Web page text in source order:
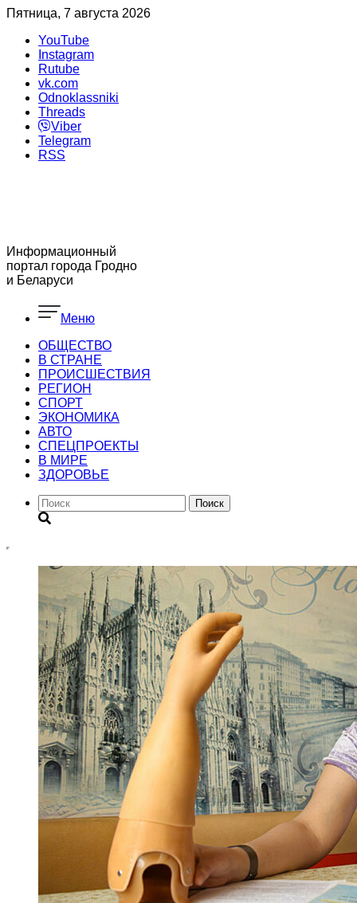
Пятница, 7 августа 2026
YouTube
Instagram
Rutube
vk.com
Odnoklassniki
Threads
Viber
Telegram
RSS
Информационный
портал города Гродно
и Беларуси
Меню
ОБЩЕСТВО
В СТРАНЕ
ПРОИСШЕСТВИЯ
РЕГИОН
CПОРТ
ЭКОНОМИКА
АВТО
СПЕЦПРОЕКТЫ
В МИРЕ
ЗДОРОВЬЕ
Поиск